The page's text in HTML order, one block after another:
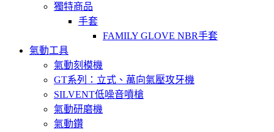
獨特商品
手套
FAMILY GLOVE NBR手套
氣動工具
氣動刻模機
GT系列：立式、萬向氣壓攻牙機
SILVENT低噪音噴槍
氣動研磨機
氣動鑽